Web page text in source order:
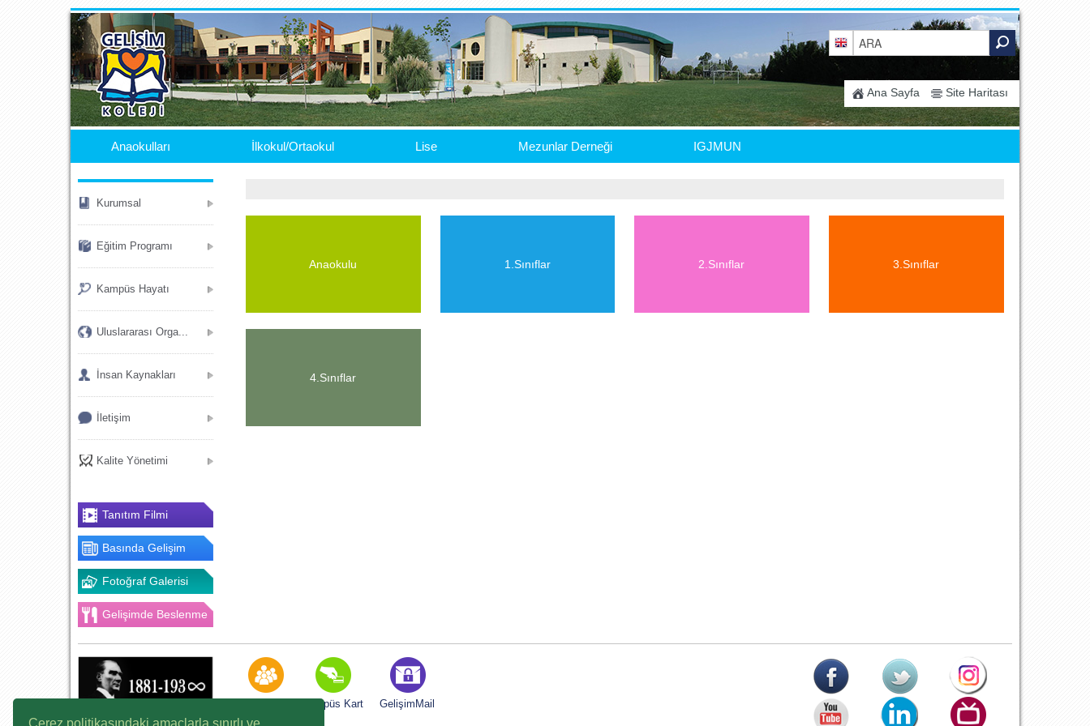
Çerez politikasındaki amaçlarla sınırlı ve
.
Ana Sayfa Site Haritası
Anaokulları İlkokul/Ortaokul Lise Mezunlar Derneği IGJMUN
Kurumsal
Eğitim Programı
Kampüs Hayatı
Uluslararası Orga...
İnsan Kaynakları
İletişim
Kalite Yönetimi
Tanıtım Filmi
Basında Gelişim
Fotoğraf Galerisi
Gelişimde Beslenme
Anaokulu 1.Sınıflar 2.Sınıflar 3.Sınıflar
4.Sınıflar
Kampüs Kart GelişimMail